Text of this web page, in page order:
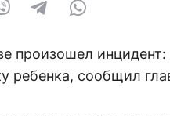
произошел
ребенка, сообщил